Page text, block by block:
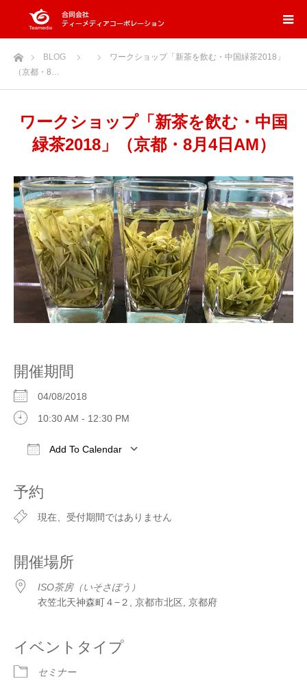
ホームBLOG
ワークショップ「新茶を飲む・中国緑茶2018」
（京都・8…
ワークショップ「新茶を飲む・中国
緑茶2018」（京都・8月4日AM）
開催期間
04/08/2018
10:30 AM - 12:30 PM
Add To Calendar
予約
現在、受付期間ではありません
開催場所
ISO茶房（いそさぼう）
衣笠北天神森町４−２, 京都市北区, 京都府
イベントタイプ
セミナー